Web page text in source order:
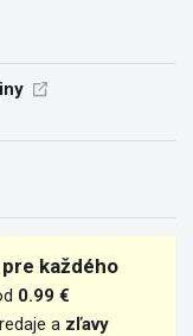
každého
0.99 €
a zľavy